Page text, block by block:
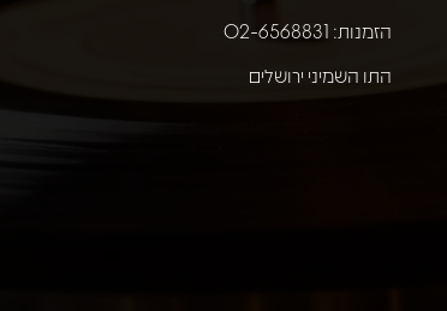
הזמנות: 02-6568831
התו השמיני ירושלים